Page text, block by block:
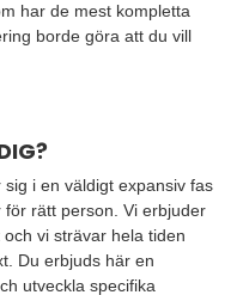
har de mest kompletta
borde göra att du vill
i en väldigt expansiv fas
rätt person. Vi erbjuder
vi strävar hela tiden
Du erbjuds här en
utveckla specifika